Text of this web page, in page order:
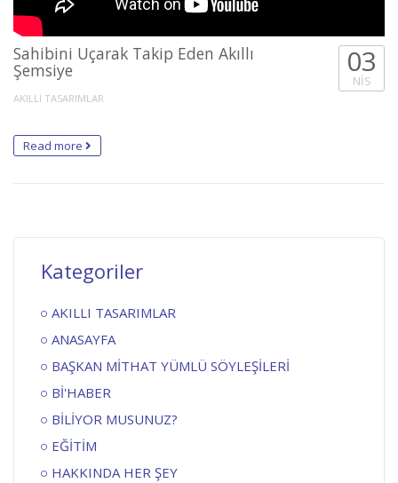
Sahibini Uçarak Takip Eden Akıllı
Şemsiye
AKILLI TASARIMLAR
03
NIS
Read more
Kategoriler
AKILLI TASARIMLAR
ANASAYFA
BAŞKAN MİTHAT YÜMLÜ SÖYLEŞİLERİ
Bİ'HABER
BİLİYOR MUSUNUZ?
EĞİTİM
HAKKINDA HER ŞEY